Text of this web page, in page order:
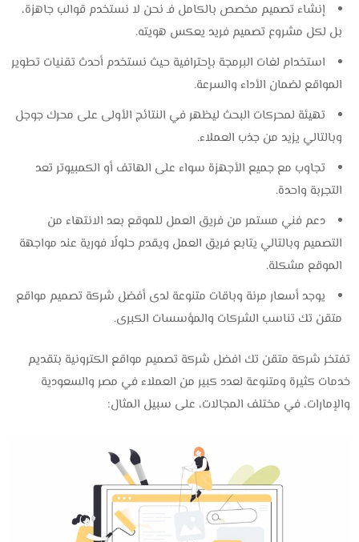
إنشاء تصميم مخصص بالكامل فـ نحن لا نستخدم قوالب جاهزة،
بل لكل مشروع تصميم فريد يعكس هويته.
استخدام لغات البرمجة بإحترافية حيث نستخدم أحدث تقنيات تطوير
المواقع لضمان الأداء والسرعة.
تهيئة لمحركات البحث ليظهر في النتائج الأولى على محرك جوجل
وبالتالي يزيد من جذب العملاء.
تجاوب مع جميع الأجهزة سواء على الهاتف أو الكمبيوتر تعد
التجربة واحدة.
دعم فني مستمر من فريق العمل للموقع بعد الانتهاء من
التصميم وبالتالي يتابع فريق العمل ويقدم حلولًا فورية عند مواجهة
الموقع مشكلة.
يوجد أسعار مرنة وباقات متنوعة لدى أفضل شركة تصميم مواقع
متقن تك تناسب الشركات والمؤسسات الكبرى.
تفتخر شركة متقن تك افضل شركة تصميم مواقع الكترونية بتقديم
خدمات كثيرة ومتنوعة لعدد كبير من العملاء في مصر والسعودية
والإمارات، في مختلف المجالات، على سبيل المثال: